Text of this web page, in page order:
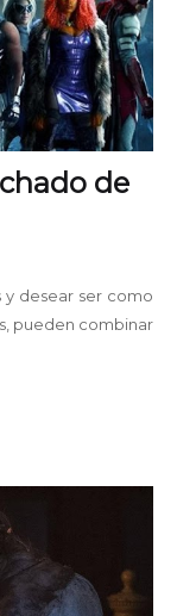
de
y desear ser como
pueden combinar